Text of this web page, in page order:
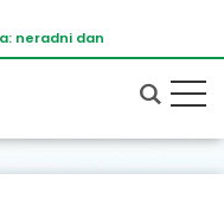
neradni dan